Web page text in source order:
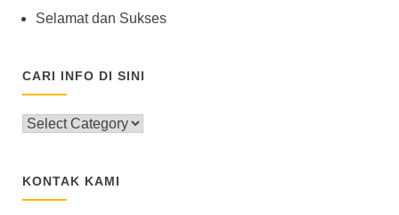
Selamat dan Sukses
CARI INFO DI SINI
CARI
SINI
KONTAK KAMI